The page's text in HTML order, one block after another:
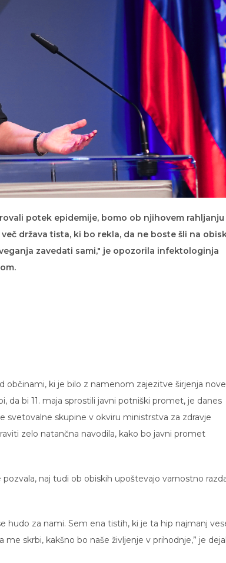
potek epidemije, bomo ob njihovem rahljanju
država tista, ki bo rekla, da ne boste šli na
zavedati sami," je opozorila infektologinja
ki je bilo z namenom zajezitve širjenja
da bi 11. maja sprostili javni potniški promet, je danes
svetovalne skupine v okviru ministrstva za zdravje
zelo natančna navodila, kako bo javni promet
naj tudi ob obiskih upoštevajo varnostno
hudo za nami. Sem ena tistih, ki je ta hip najmanj
skrbi, kakšno bo naše življenje v prihodnje,” je